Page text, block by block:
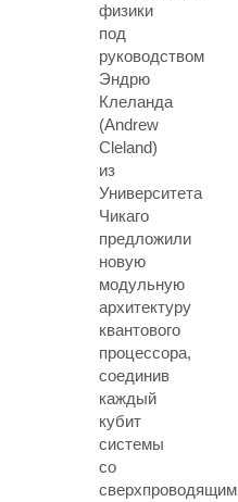
физики
под
руководством
Эндрю
Клеланда
(Andrew
Cleland)
из
Университета
Чикаго
предложили
новую
модульную
архитектуру
квантового
процессора,
соединив
каждый
кубит
системы
со
сверхпроводящим